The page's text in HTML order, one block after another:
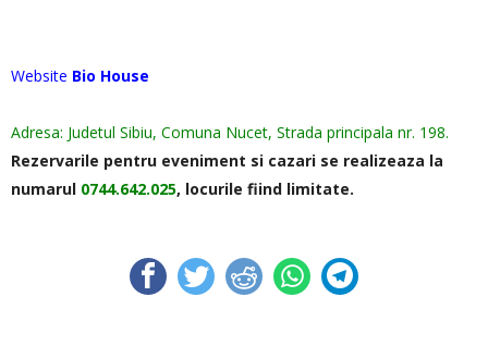
Website Bio House
Adresa: Judetul Sibiu, Comuna Nucet, Strada principala nr. 198.
Rezervarile pentru eveniment si cazari se realizeaza la
numarul 0744.642.025, locurile fiind limitate.